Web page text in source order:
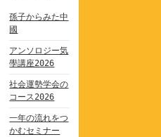
孫子からみた中
國
アンソロジー気
學講座2026
社会運勢学会の
コース2026
一年の流れをつ
かむセミナー